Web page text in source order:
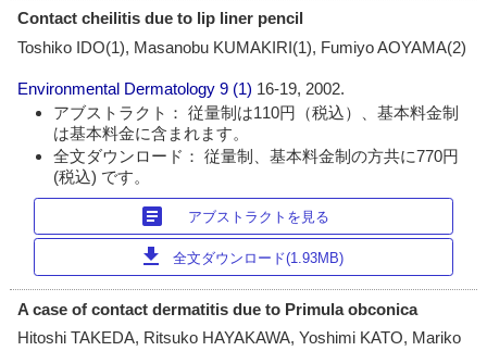
Contact cheilitis due to lip liner pencil
Toshiko IDO(1), Masanobu KUMAKIRI(1), Fumiyo AOYAMA(2)
Environmental Dermatology 9 (1) 16-19, 2002.
アブストラクト： 従量制は110円（税込）、基本料金制
は基本料金に含まれます。
全文ダウンロード： 従量制、基本料金制の方共に770円
(税込) です。
article アブストラクトを見る
download 全文ダウンロード(1.93MB)
A case of contact dermatitis due to Primula obconica
Hitoshi TAKEDA, Ritsuko HAYAKAWA, Yoshimi KATO, Mariko